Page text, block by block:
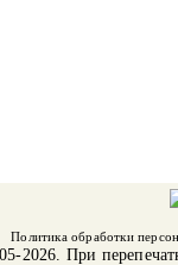
Политика обработки
2026. При